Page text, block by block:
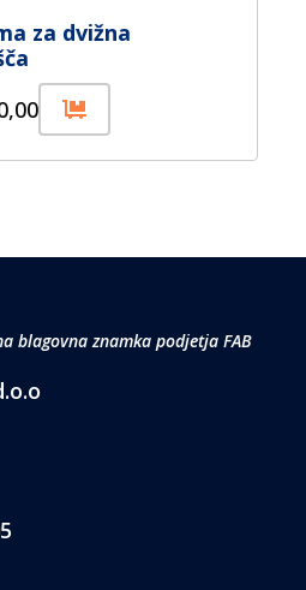
za dvižna
blagovna znamka podjetja FAB